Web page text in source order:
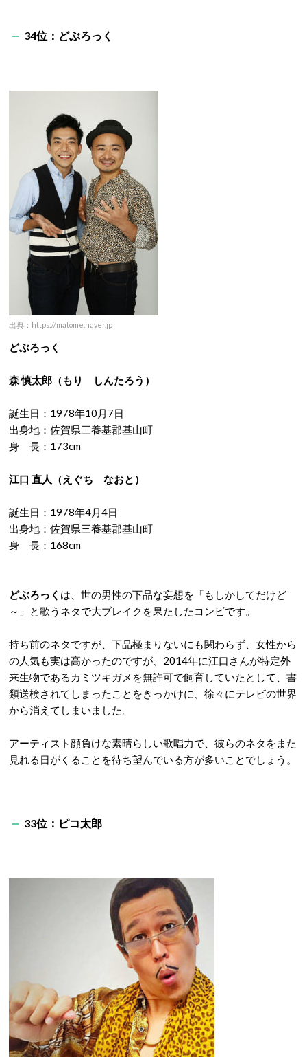
34位： どぶろっく
出典： https://matome.naver.jp
どぶろっく
森 慎太郎 （もり しんたろう）
誕生日：1978年10月7日
出身地：佐賀県三養基郡基山町
身 長：173cm
江口 直人 （えぐち なおと）
誕生日：1978年4月4日
出身地：佐賀県三養基郡基山町
身 長：168cm
どぶろっく は、世の男性の下品な妄想を「もしかしてだけど
～」と歌うネタで大ブレイクを果たしたコンビです。
持ち前のネタですが、下品極まりないにも関わらず、女性から
の人気も実は高かったのですが、2014年に江口さんが特定外
来生物であるカミツキガメを無許可で飼育していたとして、書
類送検されてしまったことをきっかけに、徐々にテレビの世界
から消えてしまいました。
アーティスト顔負けな素晴らしい歌唱力で、彼らのネタをまた
見れる日がくることを待ち望んでいる方が多いことでしょう。
33位：ピコ太郎